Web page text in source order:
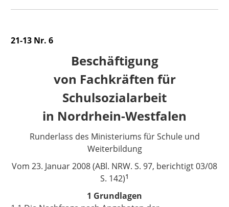
21-13 Nr. 6
Beschäftigung
von Fachkräften für
Schulsozialarbeit
in Nordrhein-Westfalen
Runderlass des Ministeriums für Schule und
Weiterbildung
Vom 23. Januar 2008 (ABl. NRW. S. 97, berichtigt 03/08
S. 142)1
1 Grundlagen